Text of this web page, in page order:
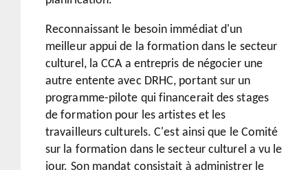
Reconnaissant le besoin immédiat d'un
meilleur appui de la formation dans le secteur
culturel, la CCA a entrepris de négocier une
autre entente avec DRHC, portant sur un
programme-pilote qui financerait des stages
de formation pour les artistes et les
travailleurs culturels. C'est ainsi que le Comité
sur la formation dans le secteur culturel a vu le
jour. Son mandat consistait à administrer le